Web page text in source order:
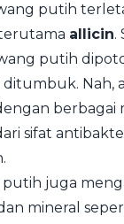
putih
allicin.
putih
Nah,
berbagai
sifat
putih juga
mineral